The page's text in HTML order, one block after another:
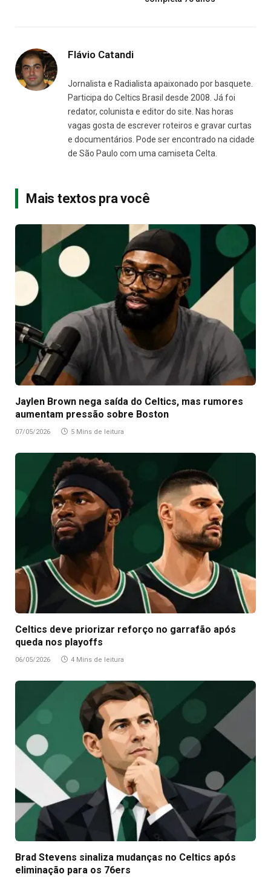
Flávio Catandi
Jornalista e Radialista apaixonado por basquete.
Participa do Celtics Brasil desde 2008. Já foi
redator, colunista e editor do site. Nas horas
vagas gosta de escrever roteiros e gravar curtas
e documentários. Pode ser encontrado na cidade
de São Paulo com uma camiseta Celta.
Mais textos pra você
Jaylen Brown nega saída do Celtics, mas rumores
aumentam pressão sobre Boston
07/05/2026 5 Mins de leitura
Celtics deve priorizar reforço no garrafão após
queda nos playoffs
06/05/2026 4 Mins de leitura
Brad Stevens sinaliza mudanças no Celtics após
eliminação para os 76ers